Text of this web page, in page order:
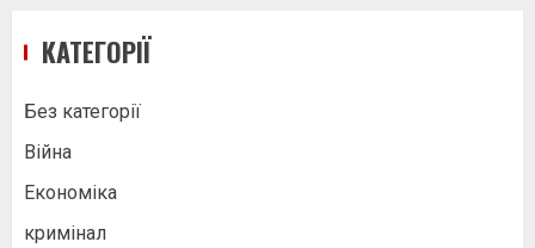
КАТЕГОРІЇ
Без категорії
Війна
Економіка
кримінал